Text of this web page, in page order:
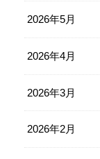
2026年5月
2026年4月
2026年3月
2026年2月